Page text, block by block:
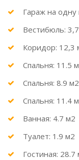
Гараж на
Вестибюль:
Коридор: 12,3
Спальня: 11.5
Спальня: 8.9 м2
Спальня: 11.4
Ванная: 4.7 м2
Туалет: 1.9 м2
Гостиная: 28.7